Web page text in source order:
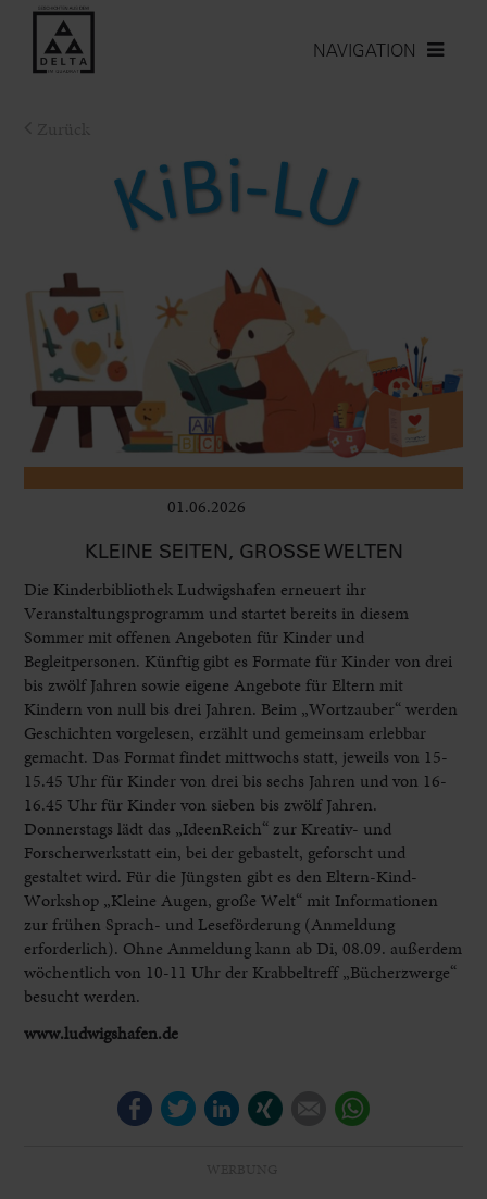
NAVIGATION
01.06.2026
KLEINE SEITEN, GROSSE WELTEN
Die Kinderbibliothek Ludwigshafen erneuert ihr
Veranstaltungsprogramm und startet bereits in diesem
Sommer mit offenen Angeboten für Kinder und
Begleitpersonen. Künftig gibt es Formate für Kinder von drei
bis zwölf Jahren sowie eigene Angebote für Eltern mit
Kindern von null bis drei Jahren. Beim „Wortzauber“ werden
Geschichten vorgelesen, erzählt und gemeinsam erlebbar
gemacht. Das Format findet mittwochs statt, jeweils von 15-
15.45 Uhr für Kinder von drei bis sechs Jahren und von 16-
16.45 Uhr für Kinder von sieben bis zwölf Jahren.
Donnerstags lädt das „IdeenReich“ zur Kreativ- und
Forscherwerkstatt ein, bei der gebastelt, geforscht und
gestaltet wird. Für die Jüngsten gibt es den Eltern-Kind-
Workshop „Kleine Augen, große Welt“ mit Informationen
zur frühen Sprach- und Leseförderung (Anmeldung
erforderlich). Ohne Anmeldung kann ab Di, 08.09. außerdem
wöchentlich von 10-11 Uhr der Krabbeltreff „Bücherzwerge“
besucht werden.
www.ludwigshafen.de
FacebookTwitterLinkedIn E-mail